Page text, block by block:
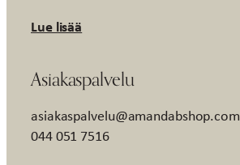
Lue lisää
Asiakaspalvelu
asiakaspalvelu@amandabshop.com
044 051 7516